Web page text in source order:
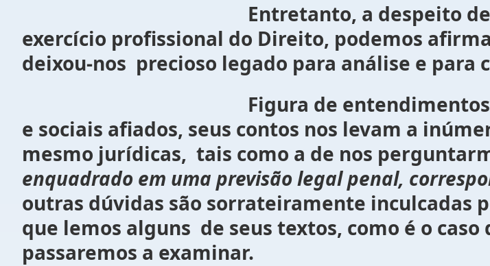
Entretanto, a despeito de ter
exercício profissional do Direito, podemos
deixou-nos precioso legado para análise e
Figura de entendimentos
e sociais afiados, seus contos nos levam a
mesmo jurídicas, tais como a de nos
enquadrado em uma previsão legal penal,
outras dúvidas são sorrateiramente inculcadas
que lemos alguns de seus textos, como é o
passaremos a examinar.